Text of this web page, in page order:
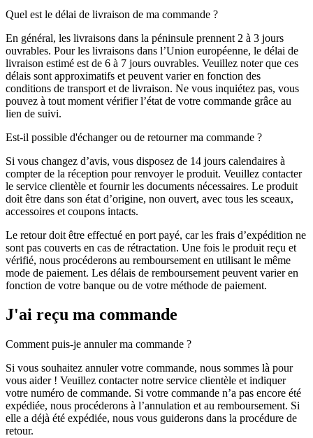
Quel est le délai de livraison de ma commande ?
En général, les livraisons dans la péninsule prennent 2 à 3 jours
ouvrables. Pour les livraisons dans l’Union européenne, le délai de
livraison estimé est de 6 à 7 jours ouvrables. Veuillez noter que ces
délais sont approximatifs et peuvent varier en fonction des
conditions de transport et de livraison. Ne vous inquiétez pas, vous
pouvez à tout moment vérifier l’état de votre commande grâce au
lien de suivi.
Est-il possible d'échanger ou de retourner ma commande ?
Si vous changez d’avis, vous disposez de 14 jours calendaires à
compter de la réception pour renvoyer le produit. Veuillez contacter
le service clientèle et fournir les documents nécessaires. Le produit
doit être dans son état d’origine, non ouvert, avec tous les sceaux,
accessoires et coupons intacts.
Le retour doit être effectué en port payé, car les frais d’expédition ne
sont pas couverts en cas de rétractation. Une fois le produit reçu et
vérifié, nous procéderons au remboursement en utilisant le même
mode de paiement. Les délais de remboursement peuvent varier en
fonction de votre banque ou de votre méthode de paiement.
J'ai reçu ma commande
Comment puis-je annuler ma commande ?
Si vous souhaitez annuler votre commande, nous sommes là pour
vous aider ! Veuillez contacter notre service clientèle et indiquer
votre numéro de commande. Si votre commande n’a pas encore été
expédiée, nous procéderons à l’annulation et au remboursement. Si
elle a déjà été expédiée, nous vous guiderons dans la procédure de
retour.